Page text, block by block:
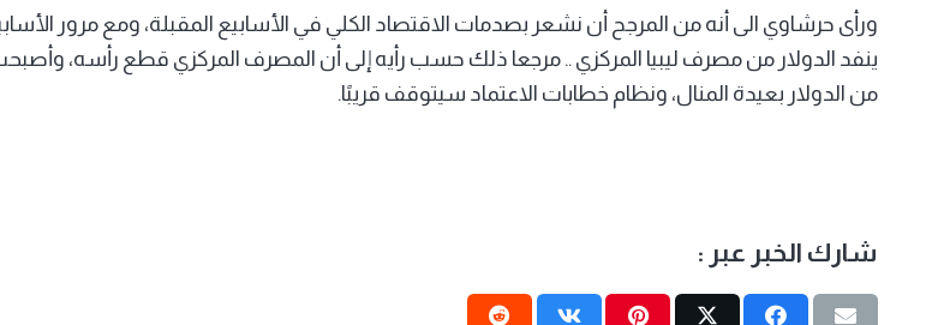
ورأى حرشاوي الى أنه من المرجح أن نشعر بصدمات الاقتصاد الكلي في الأسابيع المقبلة، ومع مرور
ينفد الدولار من مصرف ليبيا المركزي .. مرجعا ذلك حسب رأيه إلى أن المصرف المركزي قطع رأسه، وأصبحت
من الدولار بعيدة المنال، ونظام خطابات الاعتماد سيتوقف قريبًا.
شارك الخبر عبر :